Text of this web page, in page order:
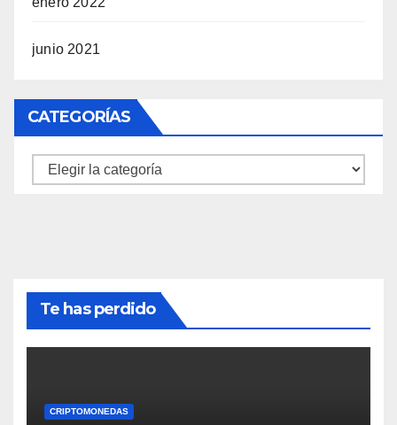
junio 2021
CATEGORÍAS
Categorías
Te has perdido
CRIPTOMONEDAS